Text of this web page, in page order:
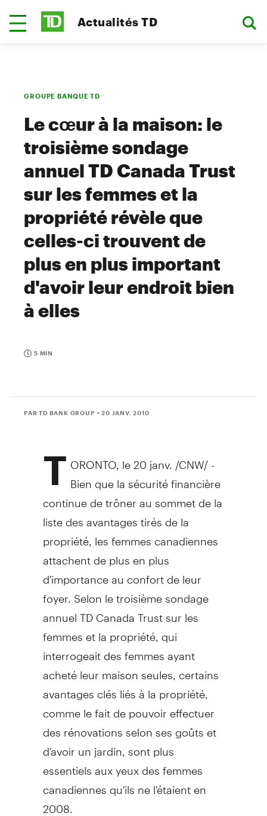
Actualités TD
GROUPE BANQUE TD
Le cœur à la maison: le
troisième sondage
annuel TD Canada Trust
sur les femmes et la
propriété révèle que
celles-ci trouvent de
plus en plus important
d'avoir leur endroit bien
à elles
5 MIN
PAR TD BANK GROUP • 20 JANV. 2010
T ORONTO, le 20 janv. /CNW/ -
Bien que la sécurité financière
continue de trôner au sommet de la
liste des avantages tirés de la
propriété, les femmes canadiennes
attachent de plus en plus
d'importance au confort de leur
foyer. Selon le troisième sondage
annuel TD Canada Trust sur les
femmes et la propriété, qui
interrogeait des femmes ayant
acheté leur maison seules, certains
avantages clés liés à la propriété,
comme le fait de pouvoir effectuer
des rénovations selon ses goûts et
d'avoir un jardin, sont plus
essentiels aux yeux des femmes
canadiennes qu'ils ne l'étaient en
2008.